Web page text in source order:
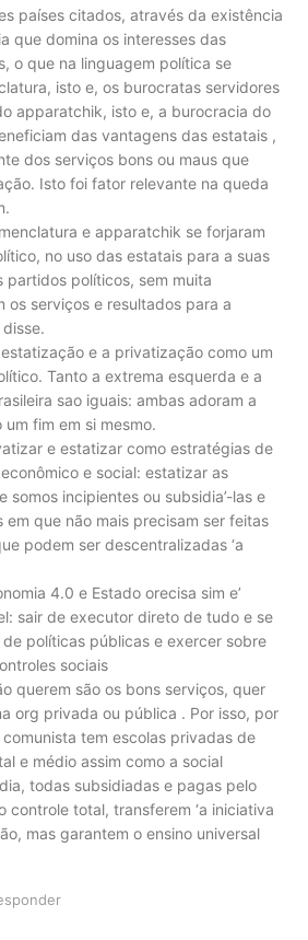
países citados, através da existência
que domina os interesses das
o que na linguagem política se
isto e, os burocratas servidores
apparatchik, isto e, a burocracia do
das vantagens das estatais ,
dos serviços bons ou maus que
Isto foi fator relevante na queda
e apparatchik se forjaram
no uso das estatais para a suas
partidos políticos, sem muita
os serviços e resultados para a
e a privatização como um
Tanto a extrema esquerda e a
sao iguais: ambas adoram a
fim em si mesmo.
e estatizar como estratégias de
e social: estatizar as
somos incipientes ou subsidia’-las e
em que não mais precisam ser feitas
podem ser descentralizadas ‘a
4.0 e Estado orecisa sim e’
sair de executor direto de tudo e se
políticas públicas e exercer sobre
sociais
querem são os bons serviços, quer
org privada ou pública . Por isso, por
tem escolas privadas de
e médio assim como a social
todas subsidiadas e pagas pelo
controle total, transferem ‘a iniciativa
mas garantem o ensino universal